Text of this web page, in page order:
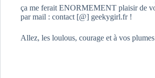
ça me ferait ENORMEMENT plaisir de
par mail : contact [@] geekygirl.fr !
Allez, les loulous, courage et à vos